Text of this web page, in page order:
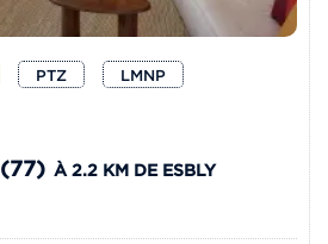
PTZ
LMNP
(77) À 2.2 KM DE ESBLY